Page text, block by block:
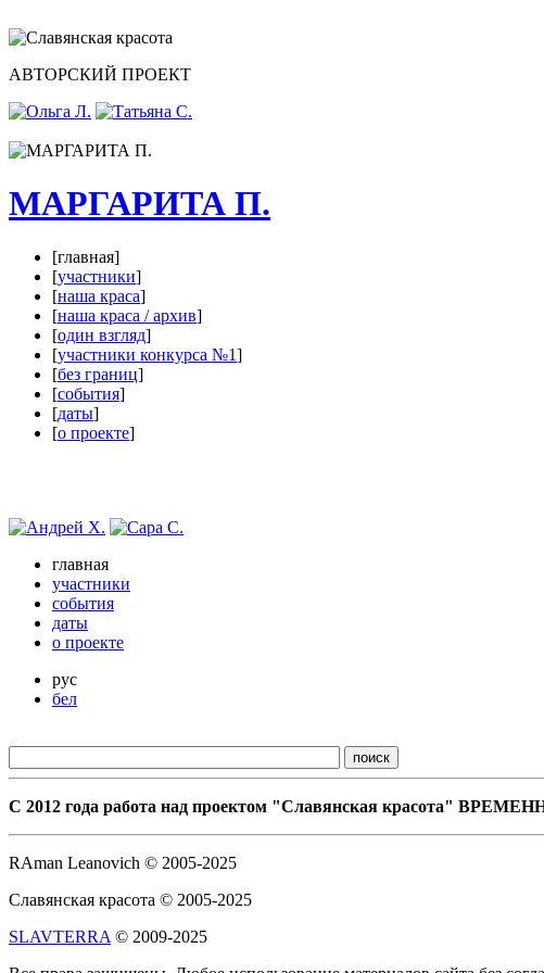
АВТОРСКИЙ ПРОЕКТ
МАРГАРИТА П.
[главная]
[участники]
[наша краса]
[наша краса / архив]
[один взгляд]
[участники конкурса №1]
[без границ]
[события]
[даты]
[о проекте]
главная
участники
события
даты
о проекте
рус
бел
С 2012 года работа над проектом "Славянская красота"
RAman Leanovich © 2005-2025
Славянская красота © 2005-2025
SLAVTERRA © 2009-2025